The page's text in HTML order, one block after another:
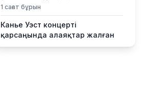
1 сағат бұрын
Канье Уэст концерті
қарсаңында алаяқтар жалған
билет сата бастаған